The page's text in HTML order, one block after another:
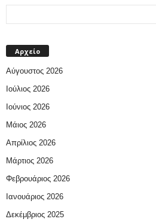
Αρχείο
Αύγουστος 2026
Ιούλιος 2026
Ιούνιος 2026
Μάιος 2026
Απρίλιος 2026
Μάρτιος 2026
Φεβρουάριος 2026
Ιανουάριος 2026
Δεκέμβριος 2025